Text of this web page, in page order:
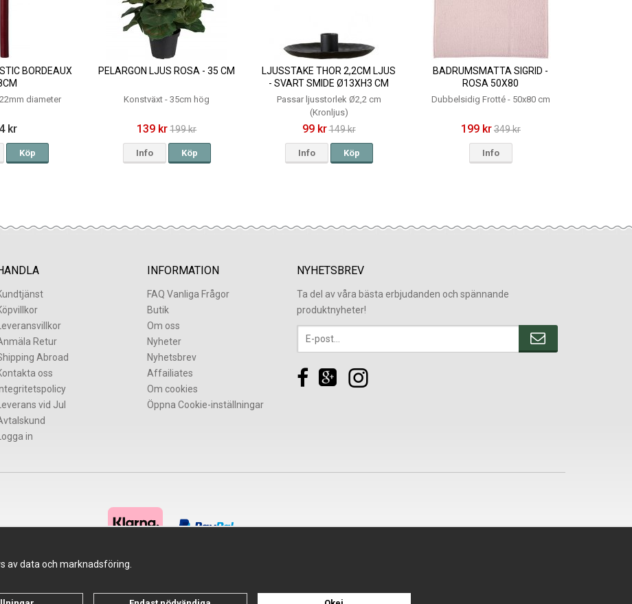
BORDEAUX
diameter
kr
Köp
PELARGON LJUS ROSA - 35 CM
Konstväxt - 35cm hög
139 kr 199 kr
Info Köp
LJUSSTAKE THOR 2,2CM LJUS
- SVART SMIDE Ø13XH3 CM
Passar ljusstorlek Ø2,2 cm
(Kronljus)
99 kr149 kr
Info Köp
BADRUMSMATTA SIGRID -
ROSA 50X80
Dubbelsidig Frotté - 50x80 cm
199 kr349 kr
Info
Retur
Abroad
oss
vid Jul
in
INFORMATION
FAQ Vanliga Frågor
Butik
Om oss
Nyheter
Nyhetsbrev
Affailiates
Om cookies
Öppna Cookie-inställningar
NYHETSBREV
Ta del av våra bästa erbjudanden och spännande
produktnyheter!
Drift & produktion:
av data och marknadsföring.